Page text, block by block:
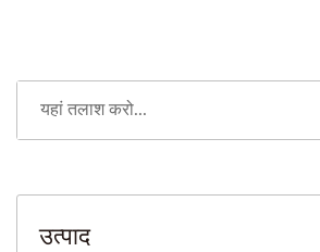
उत्पाद